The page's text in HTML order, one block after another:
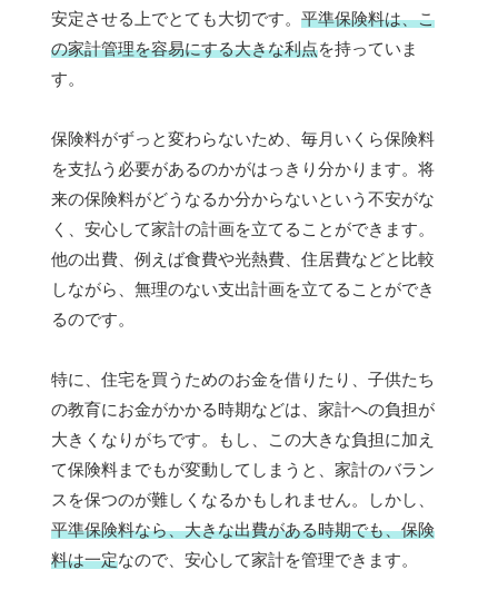
安定させる上でとても大切です。 平準保険料は、こ
の家計管理を容易にする大きな利点を持っていま
す。
保険料がずっと変わらないため、毎月いくら保険料
を支払う必要があるのかがはっきり分かります。将
来の保険料がどうなるか分からないという不安がな
く、安心して家計の計画を立てることができます。
他の出費、例えば食費や光熱費、住居費などと比較
しながら、無理のない支出計画を立てることができ
るのです。
特に、住宅を買うためのお金を借りたり、子供たち
の教育にお金がかかる時期などは、家計への負担が
大きくなりがちです。もし、この大きな負担に加え
て保険料までもが変動してしまうと、家計のバラン
スを保つのが難しくなるかもしれません。しかし、
平準保険料なら、大きな出費がある時期でも、保険
料は一定なので、安心して家計を管理できます。